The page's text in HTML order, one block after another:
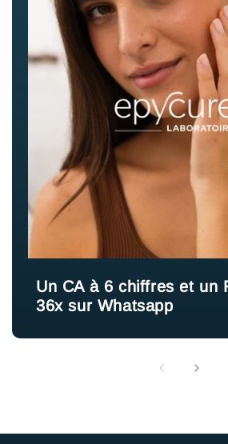
Un CA à 6 chiffres et un
36x sur Whatsapp